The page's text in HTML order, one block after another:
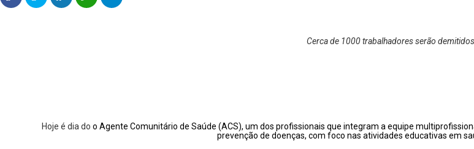
Cerca de 1000 trabalhadores serão
Hoje é dia do o Agente Comunitário de Saúde (ACS), um dos profissionais que integram a equipe
prevenção de doenças, com foco nas atividades educativas em